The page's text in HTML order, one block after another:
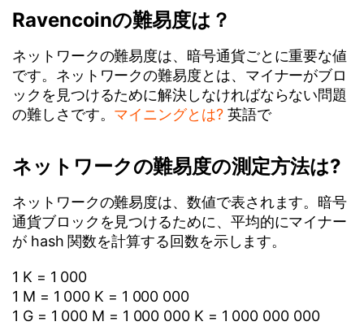
Ravencoinの難易度は？
ネットワークの難易度は、暗号通貨ごとに重要な値
です。ネットワークの難易度とは、マイナーがブロ
ックを見つけるために解決しなければならない問題
の難しさです。 マイニングとは?英語で
ネットワークの難易度の測定方法は?
ネットワークの難易度は、数値で表されます。暗号
通貨ブロックを見つけるために、平均的にマイナー
が hash 関数を計算する回数を示します。
1 K = 1 000
1 M = 1 000 K = 1 000 000
1 G = 1 000 M = 1 000 000 K = 1 000 000 000